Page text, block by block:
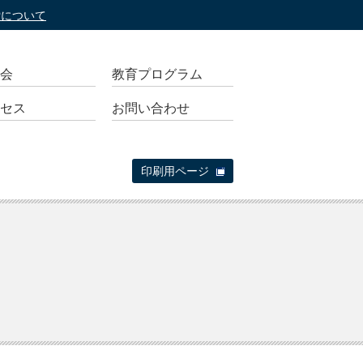
教育プログラム
ス お問い合わせ
ついて
印刷用ページ